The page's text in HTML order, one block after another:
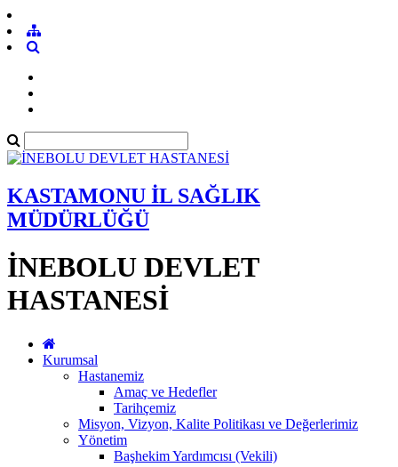
KASTAMONU İL SAĞLIK
MÜDÜRLÜĞÜ
İNEBOLU DEVLET
HASTANESİ
Kurumsal
Hastanemiz
Amaç ve Hedefler
Tarihçemiz
Misyon, Vizyon, Kalite Politikası ve Değerlerimiz
Yönetim
Başhekim Yardımcısı (Vekili)